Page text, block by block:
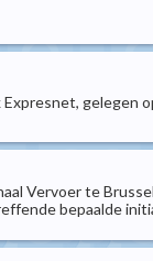
Vervoer te
bepaalde